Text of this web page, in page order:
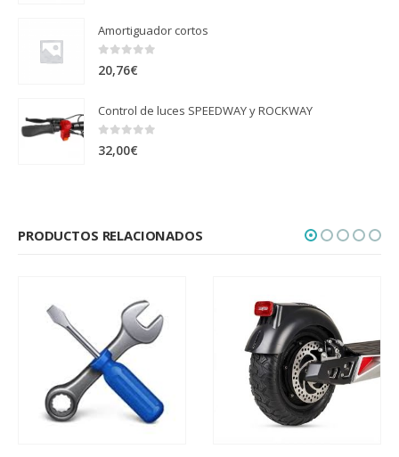
Amortiguador cortos
0 out of 5
20,76€
Control de luces SPEEDWAY y ROCKWAY
0 out of 5
32,00€
PRODUCTOS RELACIONADOS